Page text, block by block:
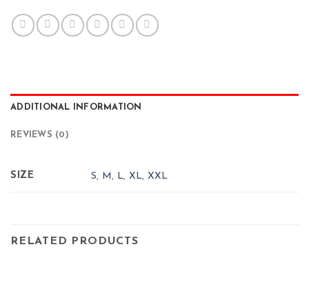
ADDITIONAL INFORMATION
REVIEWS (0)
SIZE S, M , L,XL,XXL
RELATED PRODUCTS